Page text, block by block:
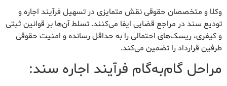
وکلا و متخصصان حقوقی نقش متمایزی در تسهیل فرآیند اجاره و
تودیع سند در مراجع قضایی ایفا می‌کنند. تسلط آن‌ها بر قوانین ثبتی
و کیفری، ریسک‌های احتمالی را به حداقل رسانده و امنیت حقوقی
طرفین قرارداد را تضمین می‌کند.
مراحل گام‌به‌گام فرآیند اجاره سند: